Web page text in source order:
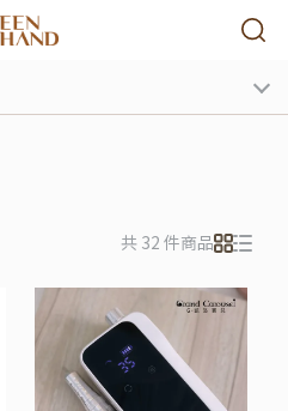
共 32 件商品